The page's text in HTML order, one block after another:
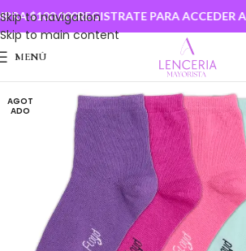
Skip to navigation
Skip to main content
$100.000REGISTRATE PARA ACCEDER A
MENÚ
AGOT
ADO